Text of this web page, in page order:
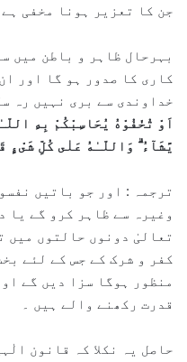
جن کا تعزیر ہونا مخفی
بہرحال ظاہر و باطن میں
کاری کا صدور ہو گا اور
خداوندی سے بری نہیں رہ
اَوْ تُخْفُوْهُ يُحَاسِبْكُمْ بِهِ
يَّشَآءُ ۗ وَاللّـٰهُ عَلٰى كُلِّ شَىْءٍ
ترجمہ : اور جو باتیں
وغیرہ سے ظاہر کرو گے یا
تعالیٰ دونوں حالتوں میں
کفر و شرک کے جس کے لئے
منظور ہوگا سزا دیں گے
قدرت رکھنے والے ہیں ۔
حاصل یہ نکلا کہ قانون